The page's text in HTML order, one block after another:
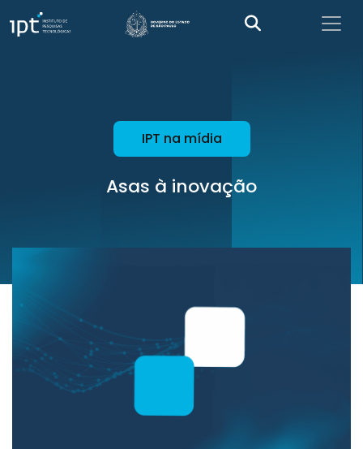
IPT na mídia
Asas à inovação